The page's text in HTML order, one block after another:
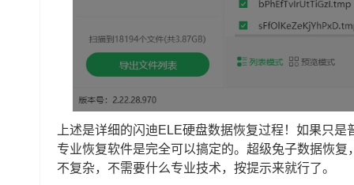
上述是详细的闪迪ELE硬盘数据恢复过程！如果只
专业恢复软件是完全可以搞定的。超级兔子数据恢
不复杂，不需要什么专业技术，按提示来就行了。